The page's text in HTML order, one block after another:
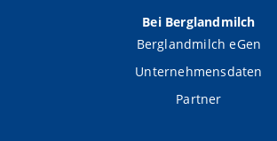
Bei Berglandmilch
Berglandmilch eGen
Unternehmensdaten
Partner